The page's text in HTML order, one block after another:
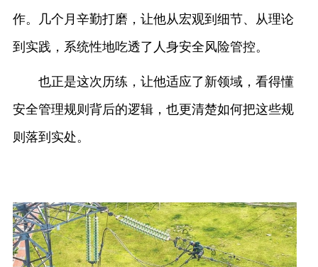
作。几个月辛勤打磨，让他从宏观到细节、从理论
到实践，系统性地吃透了人身安全风险管控。
也正是这次历练，让他适应了新领域，看得懂
安全管理规则背后的逻辑，也更清楚如何把这些规
则落到实处。